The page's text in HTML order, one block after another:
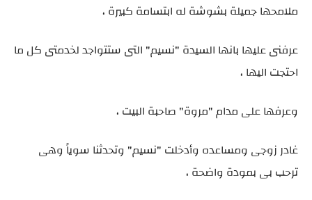
ملامحها جميلة بشوشة له ابتسامة كبيرة ،
عرفنى عليها بانها السيدة "نسيم" التى ستتواجد لخدمتى كل ما
احتجت اليها ،
وعرفها على مدام "مروة" صاحبة البيت ،
غادر زوجى ومساعده وأدخلت "نسيم" وتحدثنا سوياً وهى
ترحب بى بمودة واضحة ،